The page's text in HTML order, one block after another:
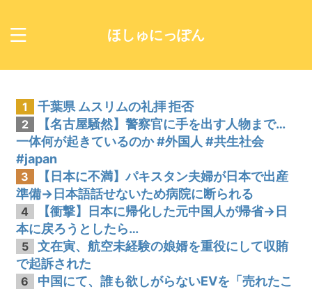
ほしゅにっぽん
1 千葉県 ムスリムの礼拝 拒否
2
【名古屋騒然】警察官に手を出す人物まで…
一体何が起きているのか #外国人 #共生社会
#japan
3
【日本に不満】パキスタン夫婦が日本で出産
準備→日本語話せないため病院に断られる
4
【衝撃】日本に帰化した元中国人が帰省→日
本に戻ろうとしたら…
5
文在寅、航空未経験の娘婿を重役にして収賄
で起訴された
6
中国にて、誰も欲しがらないEVを「売れたこ